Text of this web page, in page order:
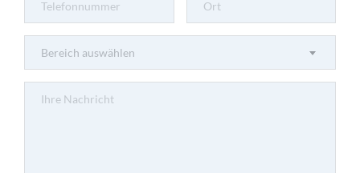
Bereich auswählen